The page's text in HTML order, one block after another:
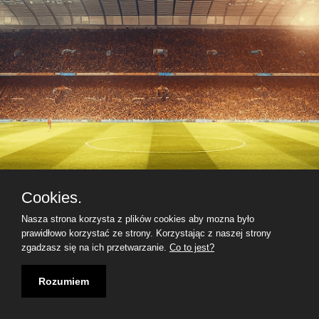
Cookies.
Nasza strona korzysta z plików cookies aby mozna było
prawidłowo korzystać ze strony. Korzystając z naszej strony
zgadzasz się na ich przetwarzanie. Co to jest?
Rozumiem